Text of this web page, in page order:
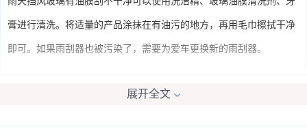
膏进行清洗。将适量的产品涂抹在有油污的地方，再用毛巾擦拭干净
即可。如果雨刮器也被污染了，需要为爱车更换新的雨刮器。
展开全文